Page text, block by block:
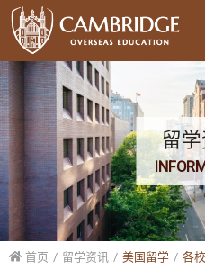
留
首页 留学资讯 美国留学 各